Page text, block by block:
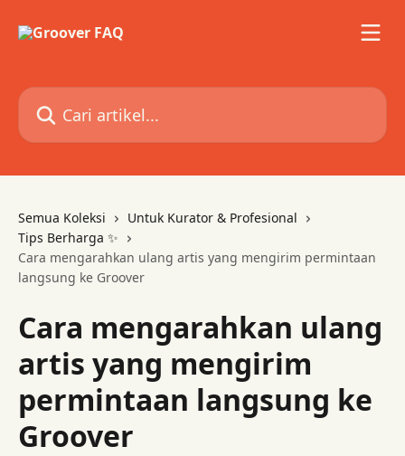
Cari artikel...
Semua Koleksi
Untuk Kurator & Profesional
Tips Berharga ✨
Cara mengarahkan ulang artis yang mengirim permintaan
langsung ke Groover
Cara mengarahkan ulang
artis yang mengirim
permintaan langsung ke
Groover